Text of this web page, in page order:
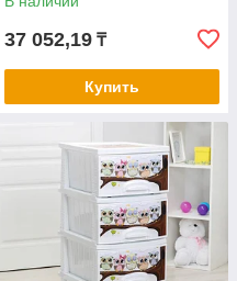
37 052,19 ₸
Купить